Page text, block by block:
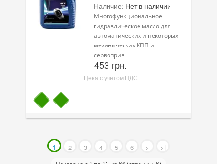
Наличие: Нет в наличии
Многофункциональное
гидравлическое масло для
автоматических и некоторых
механических КПП и
сервоприв..
453 грн.
Цена с учётом НДС
1 2 3 4 5 6 > >|